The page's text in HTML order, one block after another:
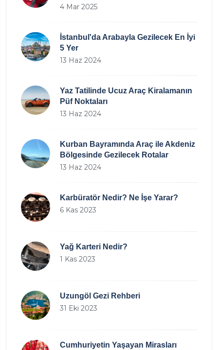
4 Mar 2025
İstanbul'da Arabayla Gezilecek En İyi
5 Yer
13 Haz 2024
Yaz Tatilinde Ucuz Araç Kiralamanın
Püf Noktaları
13 Haz 2024
Kurban Bayramında Araç ile Akdeniz
Bölgesinde Gezilecek Rotalar
13 Haz 2024
Karbüratör Nedir? Ne İşe Yarar?
6 Kas 2023
Yağ Karteri Nedir?
1 Kas 2023
Uzungöl Gezi Rehberi
31 Eki 2023
Cumhuriyetin Yaşayan Mirasları